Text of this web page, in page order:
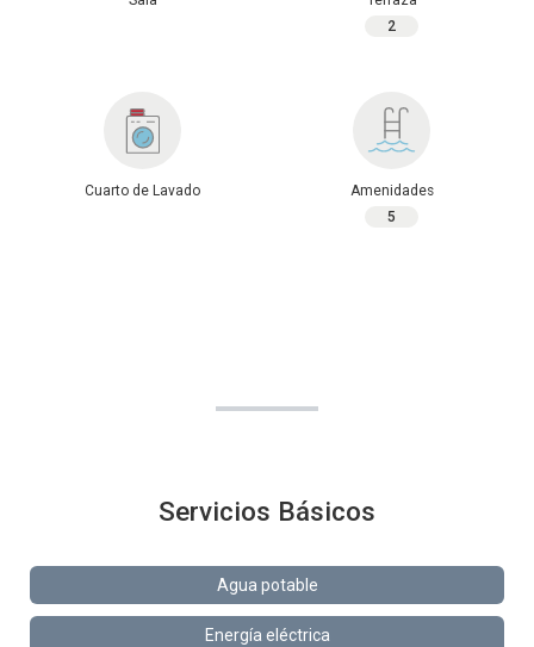
2
Cuarto de Lavado
Amenidades
5
Servicios Básicos
Agua potable
Energía eléctrica